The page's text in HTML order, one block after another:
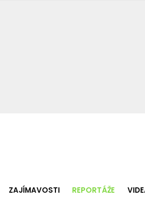
ZAJÍMAVOSTI REPORTÁŽE